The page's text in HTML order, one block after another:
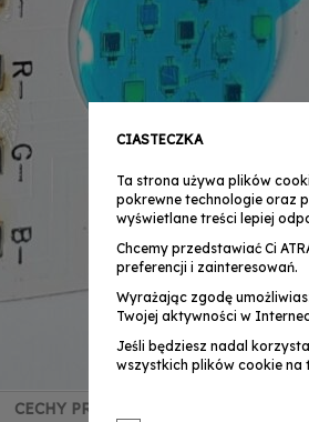
CECHY PRODUKTU
CIASTECZKA
Ta strona używa plików
pokrewne technologie oraz
wyświetlane treści lepiej
Chcemy przedstawiać Ci
preferencji i zainteresowań.
Wyrażając zgodę
Twojej aktywności w
Jeśli będziesz nadal
wszystkich plików cookie na